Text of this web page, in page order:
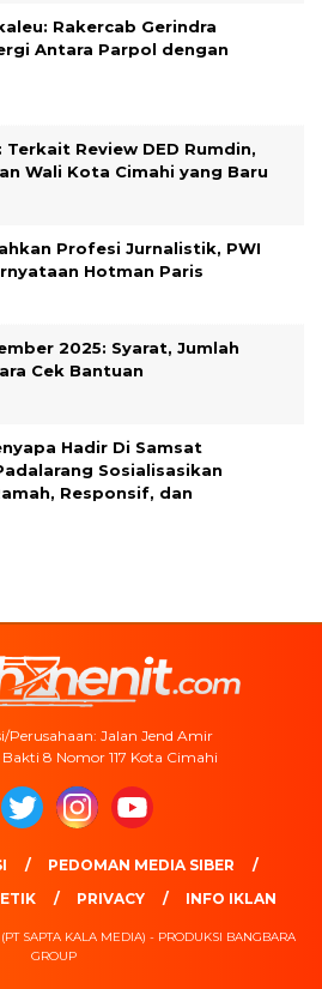
Rakercab Gerindra
Antara Parpol dengan
Terkait Review DED Rumdin,
Wali Kota Cimahi yang Baru
Profesi Jurnalistik, PWI
Hotman Paris
2025: Syarat, Jumlah
Cek Bantuan
Hadir Di Samsat
Sosialisasikan
Responsif, dan
Perusahaan: Jalan Jend Amir
8 Nomor 117 Kota Cimahi
PEDOMAN MEDIA SIBER
PRIVACY INFO IKLAN
SAPTA KALA MEDIA) - PRODUKSI BANGBARA
GROUP